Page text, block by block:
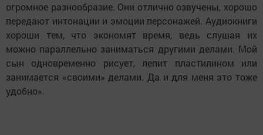
огромное разнообразие. Они отлично озвучены, хорошо
передают интонации и эмоции персонажей. Аудиокниги
хороши тем, что экономят время, ведь слушая их
можно параллельно заниматься другими делами. Мой
сын одновременно рисует, лепит пластилином или
занимается «своими» делами. Да и для меня это тоже
удобно».